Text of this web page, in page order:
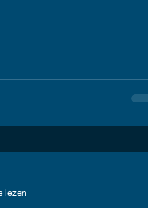
lezen